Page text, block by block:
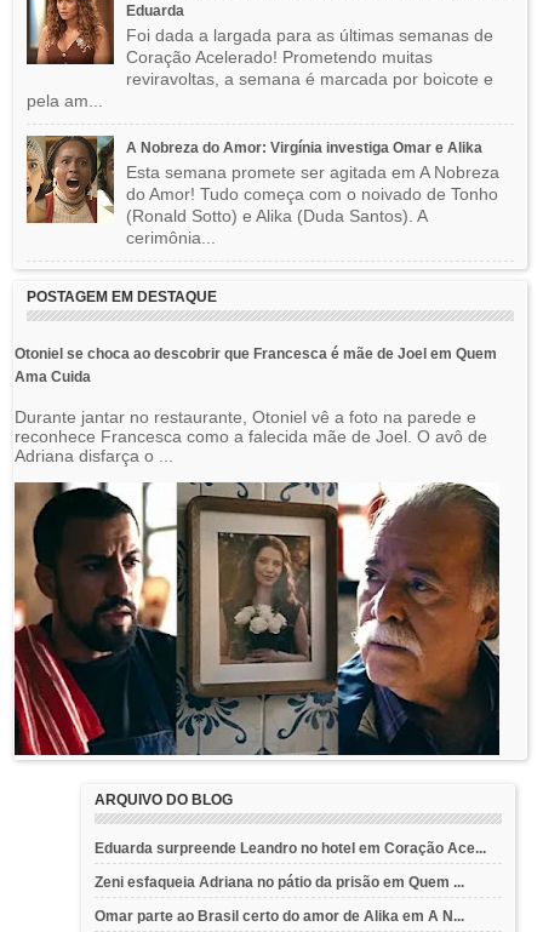
Eduarda
Foi dada a largada para as últimas semanas de
Coração Acelerado! Prometendo muitas
reviravoltas, a semana é marcada por boicote e
pela am...
A Nobreza do Amor: Virgínia investiga Omar e Alika
Esta semana promete ser agitada em A Nobreza
do Amor! Tudo começa com o noivado de Tonho
(Ronald Sotto) e Alika (Duda Santos). A
cerimônia...
POSTAGEM EM DESTAQUE
Otoniel se choca ao descobrir que Francesca é mãe de Joel em Quem
Ama Cuida
Durante jantar no restaurante, Otoniel vê a foto na parede e
reconhece Francesca como a falecida mãe de Joel. O avô de
Adriana disfarça o ...
ARQUIVO DO BLOG
Eduarda surpreende Leandro no hotel em Coração Ace...
Zeni esfaqueia Adriana no pátio da prisão em Quem ...
Omar parte ao Brasil certo do amor de Alika em A N...